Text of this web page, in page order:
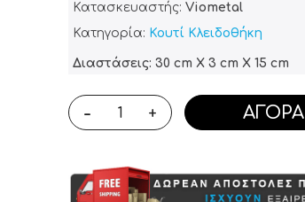
Κατασκευαστής: Viometal
Κατηγορία: Κουτί Κλειδοθήκη
Διαστάσεις: 30 cm X 3 cm X 15 cm
- + ΑΓΟΡΆ